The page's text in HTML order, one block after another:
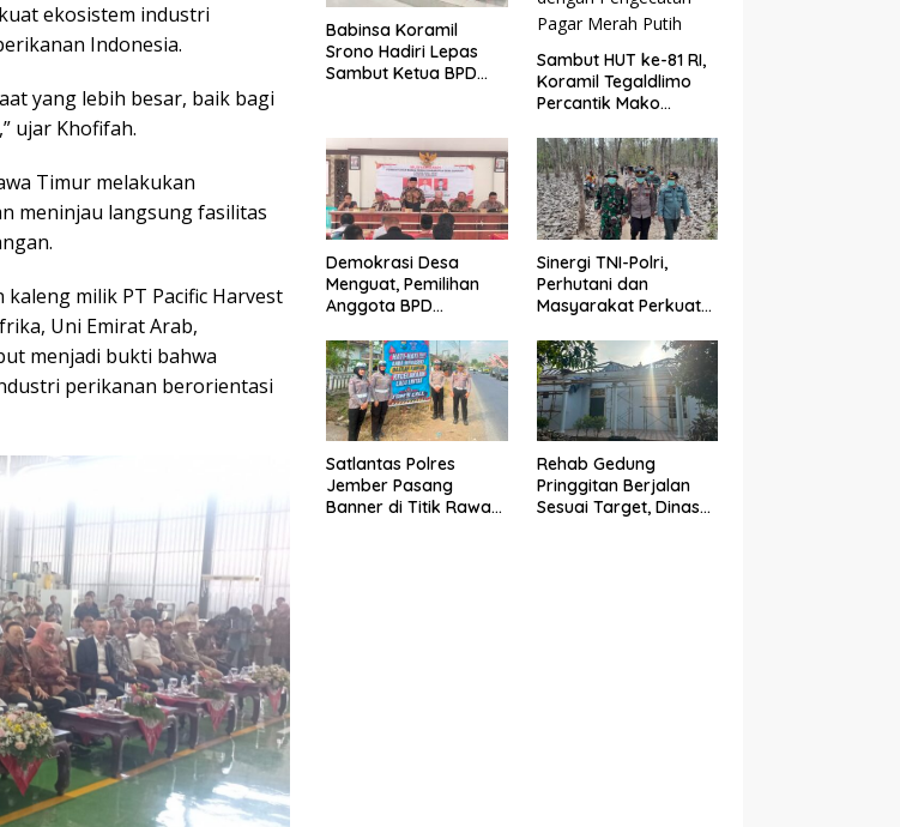
ekosistem industri
Indonesia.
yang lebih besar, baik bagi
ujar Khofifah.
Timur melakukan
meninjau langsung fasilitas
milik PT Pacific Harvest
Uni Emirat Arab,
menjadi bukti bahwa
perikanan berorientasi
Babinsa Koramil
Srono Hadiri Lepas
Sambut Ketua BPD
Membangun Desa
Sambut HUT ke-81 RI,
Koramil Tegaldlimo
Percantik Mako
Pagar Merah Putih
Demokrasi Desa
Menguat, Pemilihan
Anggota BPD
Aman di Bawah
Pengawalan Babinsa
dan
Bhabinkamtibmas
Sinergi TNI-Polri,
Perhutani dan
Masyarakat Perkuat
Karhutla di
Pesanggaran
Satlantas Polres
Jember Pasang
Banner di Titik Rawan
Rehab Gedung
Pringgitan Berjalan
Sesuai Target, Dinas